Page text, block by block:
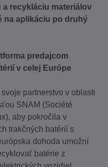
recykláciu materiálov
na aplikáciu po druhý
predajcom
v celej Európe
partnerstvo v oblasti
SNAM (Société
aby pokročila v
trakčných batérií s
dohoda umožní
batérie z